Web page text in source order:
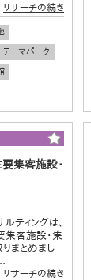
リサーチの続き
テーマパーク
集客施設・
ティングは、
集客施設・集
まとめまし
リサーチの続き